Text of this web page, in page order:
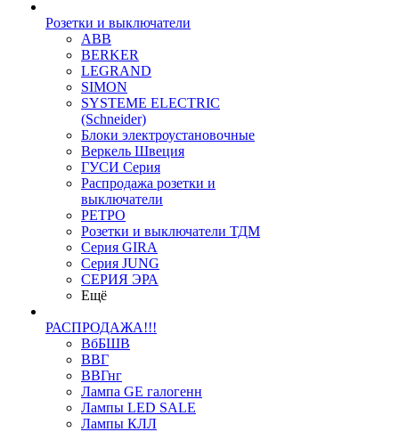
Розетки и выключатели
ABB
BERKER
LEGRAND
SIMON
SYSTEME ELECTRIC
(Schneider)
Блоки электроустановочные
Веркель Швеция
ГУСИ Серия
Распродажа розетки и
выключатели
РЕТРО
Розетки и выключатели ТДМ
Серия GIRA
Серия JUNG
СЕРИЯ ЭРА
Ещё
РАСПРОДАЖА!!!
ВбБШВ
ВВГ
ВВГнг
Лампа GE галогенн
Лампы LED SALE
Лампы КЛЛ